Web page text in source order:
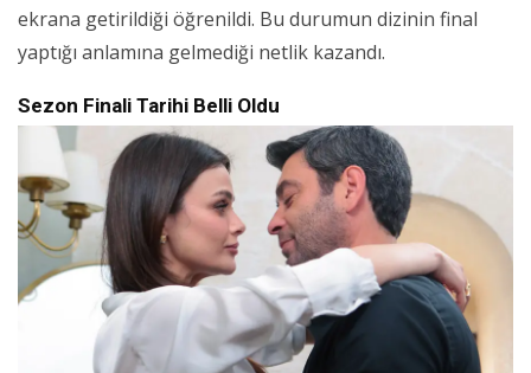
ekrana getirildiği öğrenildi. Bu durumun dizinin final
yaptığı anlamına gelmediği netlik kazandı.
Sezon Finali Tarihi Belli Oldu